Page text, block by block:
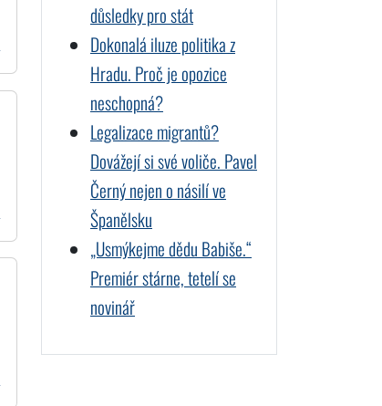
důsledky pro stát
Dokonalá iluze politika z
Hradu. Proč je opozice
neschopná?
Legalizace migrantů?
Dovážejí si své voliče. Pavel
Černý nejen o násilí ve
Španělsku
„Usmýkejme dědu Babiše.“
Premiér stárne, tetelí se
novinář